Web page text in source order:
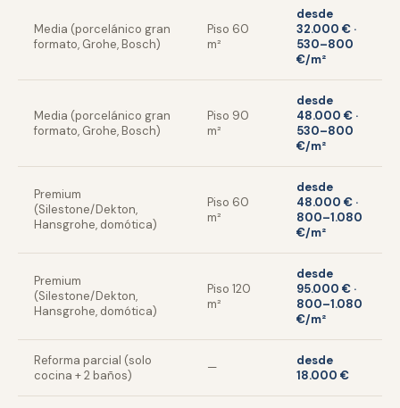
Media (porcelánico gran
formato, Grohe, Bosch)
Piso 60
m²
desde
32.000 € ·
530–800
€/m²
Media (porcelánico gran
formato, Grohe, Bosch)
Piso 90
m²
desde
48.000 € ·
530–800
€/m²
Premium
(Silestone/Dekton,
Hansgrohe, domótica)
Piso 60
m²
desde
48.000 € ·
800–1.080
€/m²
Premium
(Silestone/Dekton,
Hansgrohe, domótica)
Piso 120
m²
desde
95.000 € ·
800–1.080
€/m²
Reforma parcial (solo
cocina + 2 baños)
—
desde
18.000 €